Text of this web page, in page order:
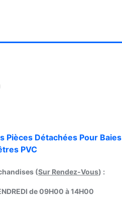
Pièces Détachées Pour Baies
PVC
(Sur Rendez-Vous) :
de 09H00 à 14H00